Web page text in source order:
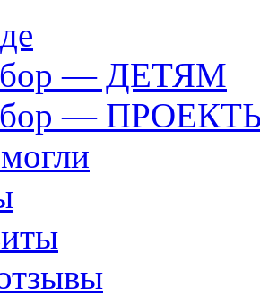
— ДЕТЯМ
—